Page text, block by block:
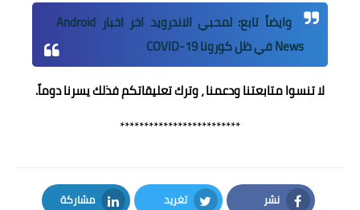
وايضاً تابع:
لمحبي الاندرويد اخر اخبار Android
News في ظل كورونا COVID-19
لا تنسوا متابعتنا ودعمنا ، وترك تعليقاتكم فذلك يسرنا دوماً.
*************************
نشر تغريد مشاركة